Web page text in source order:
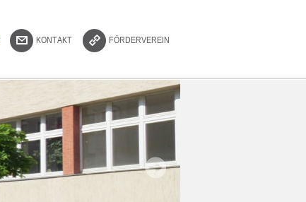
KONTAKT FÖRDERVEREIN